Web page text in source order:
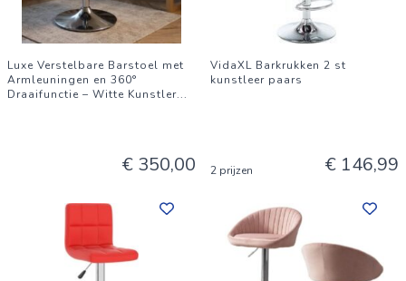
Luxe Verstelbare Barstoel met
Armleuningen en 360°
Draaifunctie – Witte Kunstler...
€ 350,00
VidaXL Barkrukken 2 st
kunstleer paars
2 prijzen € 146,99